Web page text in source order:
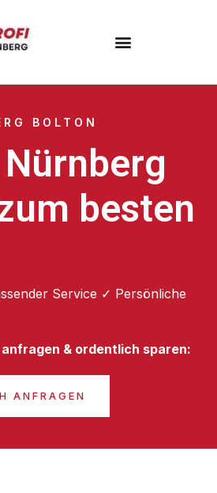
BOLTON
besten
Service ✓ Persönliche
& ordentlich sparen:
ANFRAGEN